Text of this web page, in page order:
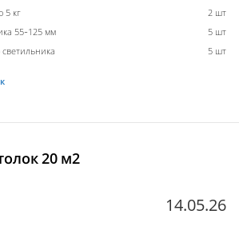
5 кг
2 шт
55-125 мм
5 шт
5 шт
20 м2
14.05.26